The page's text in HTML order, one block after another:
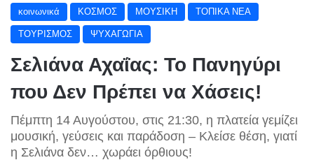
κοινωνικά ΚΟΣΜΟΣ ΜΟΥΣΙΚΗ ΤΟΠΙΚΑ ΝΕΑ
ΤΟΥΡΙΣΜΟΣ ΨΥΧΑΓΩΓΙΑ
Σελιάνα Αχαΐας: Το Πανηγύρι
που Δεν Πρέπει να Χάσεις!
Πέμπτη 14 Αυγούστου, στις 21:30, η πλατεία γεμίζει
μουσική, γεύσεις και παράδοση – Κλείσε θέση, γιατί
η Σελιάνα δεν… χωράει όρθιους!